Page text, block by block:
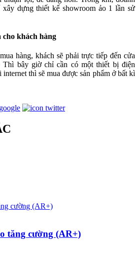
dựng thiết kế showroom ảo 1 lần sử
khách hàng
hàng, khách sẽ phải trực tiếp đến cửa
Thì bây giờ chỉ cần có một thiết bị điện
thì sẽ mua được sản phẩm ở bất kì
tăng cường (AR+)